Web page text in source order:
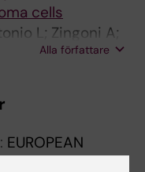
cells
L; Zingoni A;
A; Fazio F;
Alla författare
EUROPEAN